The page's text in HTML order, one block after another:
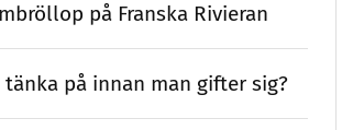
på Franska Rivieran
tänka på innan man gifter sig?